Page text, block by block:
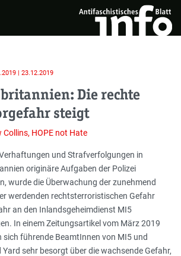
öffnen
| 23.12.2019
Die rechte
steigt
HOPE not Hate
und Strafverfolgungen in
originäre Aufgaben der Polizei
wurde die Überwachung der zunehmend
werdenden rechtsterroristischen Gefahr
an den Inlandsgeheimdienst MI5
In einem Zeitungsartikel vom März 2019
sich führende BeamtInnen von MI5 und
Yard sehr besorgt über die wachsende Gefahr,